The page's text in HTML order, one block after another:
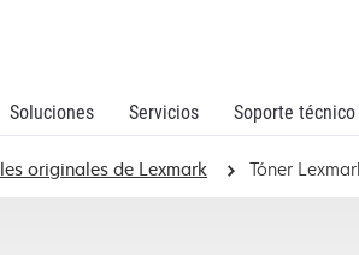
Soluciones Servicios Soporte técnico
originales de Lexmark Tóner